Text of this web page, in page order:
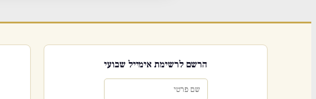
הרשם לרשימת אימייל שבועי